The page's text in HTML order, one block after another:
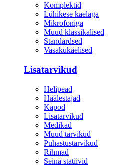
Komplektid
Lühikese kaelaga
Mikrofoniga
Muud klassikalised
Standardsed
Vasakukäelised
Lisatarvikud
Helipead
Häälestajad
Kapod
Lisatarvikud
Medikad
Muud tarvikud
Puhastustarvikud
Rihmad
Seina statiivid